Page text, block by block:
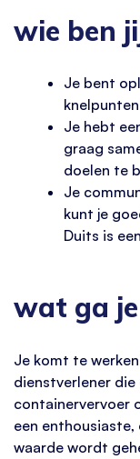
wie ben
Je bent
Je hebt
graag
doelen te
Je
kunt je
Duits is
wat ga
Je komt te
dienstverlener
containervervoer
een enthousiaste,
waarde wordt